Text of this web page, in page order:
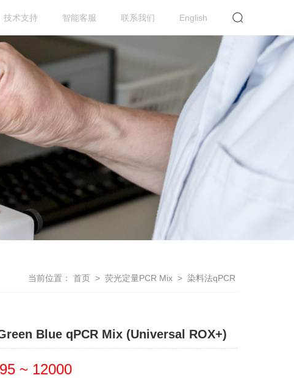
技术支持 智能客服 联系我们 English
当前位置： 首页 > 荧光定量PCR Mix > 染料法qPCR
Blue qPCR Mix (Universal ROX+)
~ 12000